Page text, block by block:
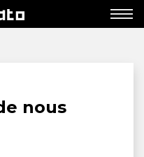
nous